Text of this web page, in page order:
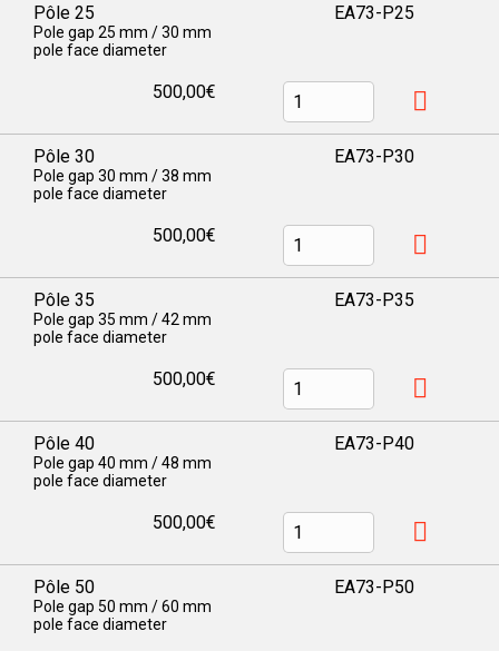
Pôle 25
Pole gap 25 mm / 30 mm
pole face diameter
EA73-P25
500,00€
Pôle 30
Pole gap 30 mm / 38 mm
pole face diameter
EA73-P30
500,00€
Pôle 35
Pole gap 35 mm / 42 mm
pole face diameter
EA73-P35
500,00€
Pôle 40
Pole gap 40 mm / 48 mm
pole face diameter
EA73-P40
500,00€
Pôle 50
Pole gap 50 mm / 60 mm
pole face diameter
EA73-P50